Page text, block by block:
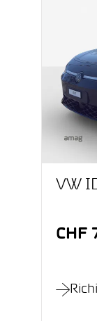
VW
CHF